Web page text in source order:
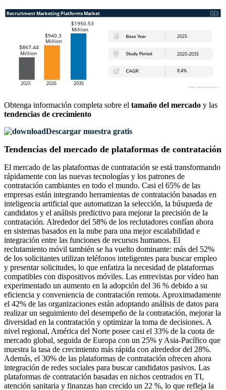
Obtenga información completa sobre el tamaño del mercado y las
tendencias de crecimiento
Descargar muestra gratis
Tendencias del mercado de plataformas de contratación
El mercado de las plataformas de contratación se está transformando
rápidamente con las nuevas tecnologías y los patrones de
contratación cambiantes en todo el mundo. Casi el 65% de las
empresas están integrando herramientas de contratación basadas en
inteligencia artificial que automatizan la selección, la búsqueda de
candidatos y el análisis predictivo para mejorar la precisión de la
contratación. Alrededor del 58% de los reclutadores confían ahora
en sistemas basados ​​en la nube para una mejor escalabilidad e
integración entre las funciones de recursos humanos. El
reclutamiento móvil también se ha vuelto dominante: más del 52%
de los solicitantes utilizan teléfonos inteligentes para buscar empleo
y presentar solicitudes, lo que enfatiza la necesidad de plataformas
compatibles con dispositivos móviles. Las entrevistas por vídeo han
experimentado un aumento en la adopción del 36 % debido a su
eficiencia y conveniencia de contratación remota. Aproximadamente
el 42% de las organizaciones están adoptando análisis de datos para
realizar un seguimiento del desempeño de la contratación, mejorar la
diversidad en la contratación y optimizar la toma de decisiones. A
nivel regional, América del Norte posee casi el 33% de la cuota de
mercado global, seguida de Europa con un 25% y Asia-Pacífico que
muestra la tasa de crecimiento más rápida con alrededor del 28%.
Además, el 30% de las plataformas de contratación ofrecen ahora
integración de redes sociales para buscar candidatos pasivos. Las
plataformas de contratación basadas en nichos centrados en TI,
atención sanitaria y finanzas han crecido un 22 %, lo que refleja la